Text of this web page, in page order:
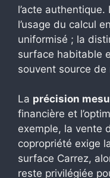
l’acte authentique.
l’usage du calcul en
uniformisé ; la
surface habitable
souvent source de
La précision
financière et
exemple, la vente
copropriété exige
surface Carrez,
reste privilégiée